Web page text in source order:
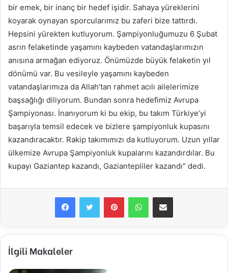
bir emek, bir inanç bir hedef işidir. Sahaya yüreklerini
koyarak oynayan sporcularımız bu zaferi bize tattırdı.
Hepsini yürekten kutluyorum. Şampiyonluğumuzu 6 Şubat
asrın felaketinde yaşamını kaybeden vatandaşlarımızın
anısına armağan ediyoruz. Önümüzde büyük felaketin yıl
dönümü var. Bu vesileyle yaşamını kaybeden
vatandaşlarımıza da Allah’tan rahmet acılı ailelerimize
başsağlığı diliyorum. Bundan sonra hedefimiz Avrupa
Şampiyonası. İnanıyorum ki bu ekip, bu takım Türkiye’yi
başarıyla temsil edecek ve bizlere şampiyonluk kupasını
kazandıracaktır. Rakip takımımızı da kutluyorum. Uzun yıllar
ülkemize Avrupa Şampiyonluk kupalarını kazandırdılar. Bu
kupayı Gaziantep kazandı, Gaziantepliler kazandı” dedi.
FacebookTwitter PinterestWhatsAppE-Posta ile paylaş
İlgili Makaleler